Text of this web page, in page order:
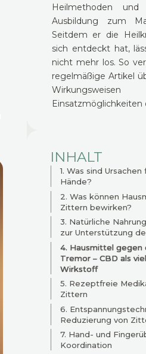
Heilmethoden
Ausbildung zum
Seitdem er die
sich entdeckt hat,
nicht mehr los. So
regelmäßige Artikel
Einsatzmöglichkeiten
INHALT
1. Was sind
Hände?
2. Was können
Zittern bewirken?
3. Natürliche
zur Unterstützung
4. Hausmittel gegen
Tremor – CBD als
Wirkstoff
5. Rezeptfreie
Zittern
6.
Reduzierung von
7. Hand- und
Koordination